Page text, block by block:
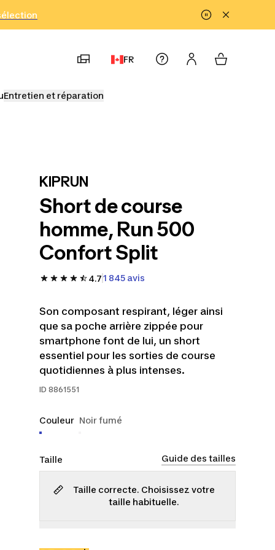
FR
Entretien et réparation
KIPRUN
Short de course
homme, Run 500
Confort Split
4.71 845 avis
Son composant respirant, léger ainsi
que sa poche arrière zippée pour
smartphone font de lui, un short
essentiel pour les sorties de course
quotidiennes à plus intenses.
ID 8861551
Couleur Noir fumé
Taille Guide des tailles
Taille correcte. Choisissez votre
taille habituelle.